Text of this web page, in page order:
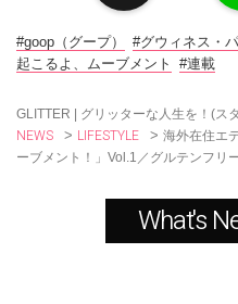
#goop（グープ） #グウィネス・
起こるよ、ムーブメント
#連載
GLITTER | グリッターな人生を！(ス
NEWS > LIFESTYLE > 海外在住エ
ーブメント！」Vol.1／グルテンフリ
What's